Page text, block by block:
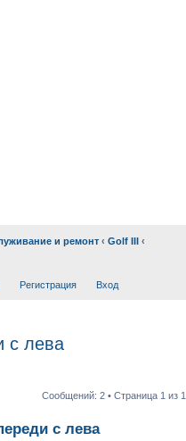
и ремонт ‹ Golf III ‹
Регистрация Вход
с лева
Сообщений: 2 • Страница 1 из 1
с лева